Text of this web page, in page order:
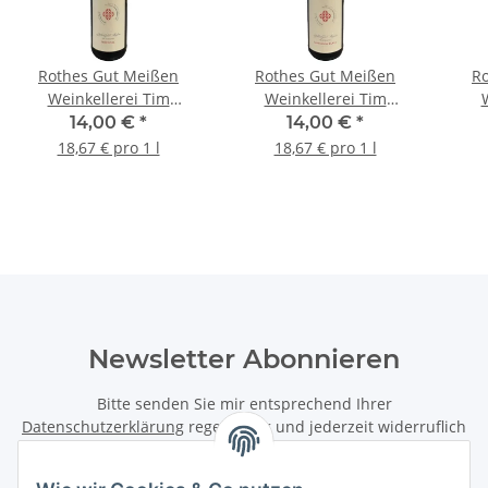
Rothes Gut Meißen
Weinkellerei Tim
Strasser Hibernal 2023
Q.b.A. halbtrocken 0,75L
14,00 € *
18,67 € pro 1 l
Rothes Gut Meißen
Weinkellerei Tim
Strasser Sauvignon
Blanc 2024 Q.b.A.
14,00 € *
18,67 € pro 1 l
Newsletter Abonnieren
Bitte senden Sie mir entsprechend Ihrer
Datenschutzerklärung regelmäßig und jederzeit widerruflich
Informationen zu Ihrem Produktsortiment per E-Mail zu.